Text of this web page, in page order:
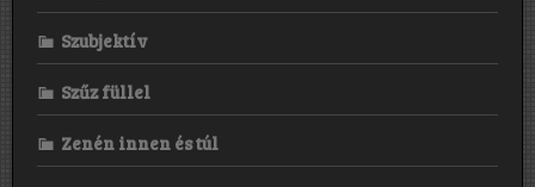
van,
nyerünk.”
Szubjektív
Szűz füllel
Zenén innen és túl